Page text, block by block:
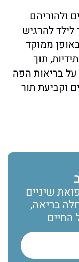
ולהוריהם
להרגיש
ממוקד
תוך
בריאות הפה
וקביעת תור
שיניים
בריאה,
החיים